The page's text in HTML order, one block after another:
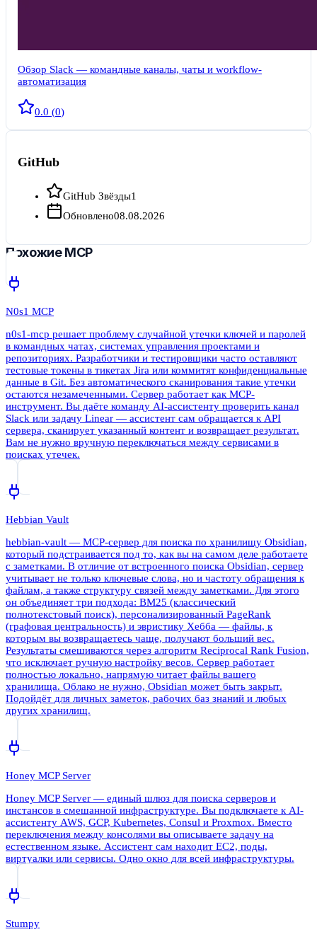
Обзор Slack — командные каналы, чаты и workflow-
автоматизация
0.0 (0)
GitHub
GitHub Звёзды1
Обновлено08.08.2026
Похожие MCP
N0s1 MCP
n0s1-mcp решает проблему случайной утечки ключей и паролей
в командных чатах, системах управления проектами и
репозиториях. Разработчики и тестировщики часто оставляют
тестовые токены в тикетах Jira или коммитят конфиденциальные
данные в Git. Без автоматического сканирования такие утечки
остаются незамеченными. Сервер работает как MCP-
инструмент. Вы даёте команду AI-ассистенту проверить канал
Slack или задачу Linear — ассистент сам обращается к API
сервера, сканирует указанный контент и возвращает результат.
Вам не нужно вручную переключаться между сервисами в
поисках утечек.
Hebbian Vault
hebbian-vault — MCP-сервер для поиска по хранилищу Obsidian,
который подстраивается под то, как вы на самом деле работаете
с заметками. В отличие от встроенного поиска Obsidian, сервер
учитывает не только ключевые слова, но и частоту обращения к
файлам, а также структуру связей между заметками. Для этого
он объединяет три подхода: BM25 (классический
полнотекстовый поиск), персонализированный PageRank
(графовая центральность) и эвристику Хебба — файлы, к
которым вы возвращаетесь чаще, получают больший вес.
Результаты смешиваются через алгоритм Reciprocal Rank Fusion,
что исключает ручную настройку весов. Сервер работает
полностью локально, напрямую читает файлы вашего
хранилища. Облако не нужно, Obsidian может быть закрыт.
Подойдёт для личных заметок, рабочих баз знаний и любых
других хранилищ.
Honey MCP Server
Honey MCP Server — единый шлюз для поиска серверов и
инстансов в смешанной инфраструктуре. Вы подключаете к AI-
ассистенту AWS, GCP, Kubernetes, Consul и Proxmox. Вместо
переключения между консолями вы описываете задачу на
естественном языке. Ассистент сам находит EC2, поды,
виртуалки или сервисы. Одно окно для всей инфраструктуры.
Stumpy